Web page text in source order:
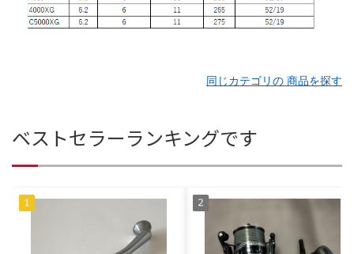
同じカテゴリの 商品を探す
ベストセラーランキングです